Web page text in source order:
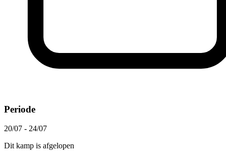
Periode
20/07 - 24/07
Dit kamp is afgelopen